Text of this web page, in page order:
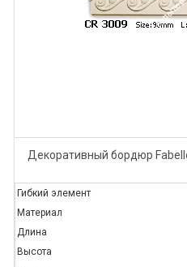
Декоративный бордюр
Гибкий элемент
Материал
Длина
Высота